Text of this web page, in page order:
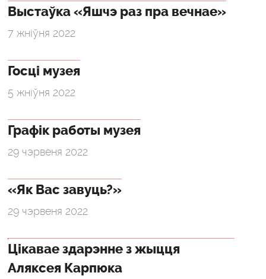
Выстаўка «Яшчэ раз пра вечнае»
7 жніўня 2022
Госці музея
5 жніўня 2022
Графік работы музея
29 чэрвеня 2022
«Як Вас завуць?»
29 чэрвеня 2022
Цікавае здарэнне з жыцця
Аляксея Карпюка